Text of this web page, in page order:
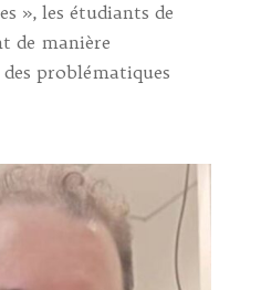
», les étudiants de
de manière
problématiques